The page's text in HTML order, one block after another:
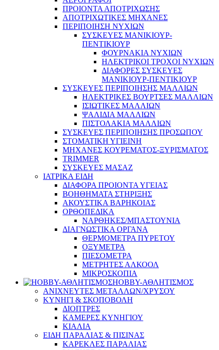
ΠΡΟΙΟΝΤΑ ΑΠΟΤΡΙΧΩΣΗΣ
ΑΠΟΤΡΙΧΩΤΙΚΕΣ ΜΗΧΑΝΕΣ
ΠΕΡΙΠΟΙΗΣΗ ΝΥΧΙΩΝ
ΣΥΣΚΕΥΕΣ ΜΑΝΙΚΙΟΥΡ-
ΠΕΝΤΙΚΙΟΥΡ
ΦΟΥΡΝΑΚΙΑ ΝΥΧΙΩΝ
ΗΛΕΚΤΡΙΚΟΙ ΤΡΟΧΟΙ ΝΥΧΙΩΝ
ΔΙΑΦΟΡΕΣ ΣΥΣΚΕΥΕΣ
ΜΑΝΙΚΙΟΥΡ-ΠΕΝΤΙΚΙΟΥΡ
ΣΥΣΚΕΥΕΣ ΠΕΡΙΠΟΙΗΣΗΣ ΜΑΛΛΙΩΝ
ΗΛΕΚΤΡΙΚΕΣ ΒΟΥΡΤΣΕΣ ΜΑΛΛΙΩΝ
ΙΣΙΩΤΙΚΕΣ ΜΑΛΛΙΩΝ
ΨΑΛΙΔΙΑ ΜΑΛΛΙΩΝ
ΠΙΣΤΟΛΑΚΙΑ ΜΑΛΛΙΩΝ
ΣΥΣΚΕΥΕΣ ΠΕΡΙΠΟΙΗΣΗΣ ΠΡΟΣΩΠΟΥ
ΣΤΟΜΑΤΙΚΗ ΥΓΙΕΙΝΗ
ΜΗΧΑΝΕΣ ΚΟΥΡΕΜΑΤΟΣ-ΞΥΡΙΣΜΑΤΟΣ
TRIMMER
ΣΥΣΚΕΥΕΣ ΜΑΣΑΖ
ΙΑΤΡΙΚΑ ΕΙΔΗ
ΔΙΑΦΟΡΑ ΠΡΟΙΟΝΤΑ ΥΓΕΙΑΣ
ΒΟΗΘΗΜΑΤΑ ΣΤΗΡΙΞΗΣ
ΑΚΟΥΣΤΙΚΑ ΒΑΡΗΚΟΙΑΣ
ΟΡΘΟΠΕΔΙΚΑ
ΝΑΡΘΗΚΕΣ/ΜΠΑΣΤΟΥΝΙΑ
ΔΙΑΓΝΩΣΤΙΚΑ ΟΡΓΑΝΑ
ΘΕΡΜΟΜΕΤΡΑ ΠΥΡΕΤΟΥ
ΟΞΥΜΕΤΡΑ
ΠΙΕΣΟΜΕΤΡΑ
ΜΕΤΡΗΤΕΣ ΑΛΚΟΟΛ
ΜΙΚΡΟΣΚΟΠΙΑ
HOBBY-ΑΘΛΗΤΙΣΜΟΣ
ΑΝΙΧΝΕΥΤΕΣ ΜΕΤΑΛΛΩΝ/ΧΡΥΣΟΥ
ΚΥΝΗΓΙ & ΣΚΟΠΟΒΟΛΗ
ΔΙΟΠΤΡΕΣ
ΚΑΜΕΡΕΣ ΚΥΝΗΓΙΟΥ
ΚΙΑΛΙΑ
ΕΙΔΗ ΠΑΡΑΛΙΑΣ & ΠΙΣΙΝΑΣ
ΚΑΡΕΚΛΕΣ ΠΑΡΑΛΙΑΣ